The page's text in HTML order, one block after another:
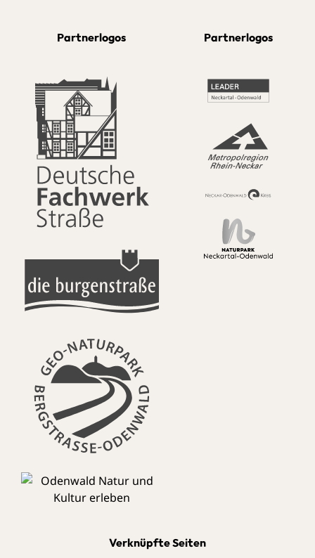
Partnerlogos Partnerlogos
Verknüpfte Seiten